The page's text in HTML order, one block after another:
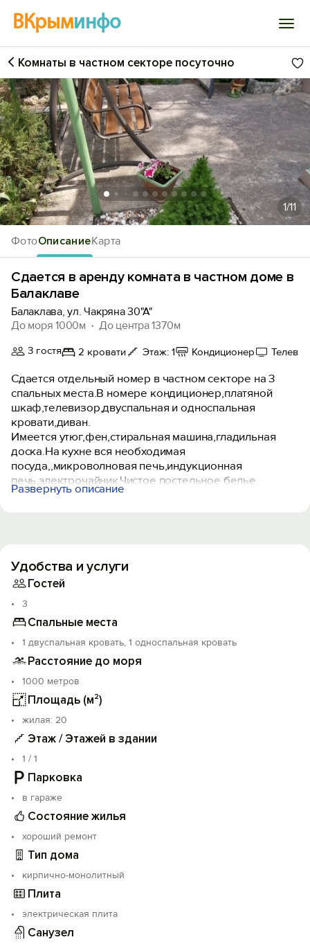
ВКрыминфо
Войти
Избранное
История просмотра
Добавить свой объект
ФотоОписаниеКарта
Комнаты в частном секторе посуточно
1/11
Сдается в аренду комната в частном доме в
Балаклаве
Балаклава, ул. Чакряна 30"А"
До моря 1000м
До центра 1370м
3 гостя 2 кровати Этаж: 1 Кондиционер
Сдается отдельный номер в частном секторе на 3
спальных места.В номере кондиционер,платяной
шкаф,телевизор,двуспальная и односпальная
кровати,диван.
Имеется утюг,фен,стиральная машина,гладильная
доска.На кухне вся необходимая
посуда,,микроволновая печь,индукционная
печь,электрочайник.Чистое постельное белье,
полотенце выдаются,. Санузел(душ,унитаз,раковина)
на весь город «Чебуречная».До набережной 5 мин на
авто или 20 мин ходьбы.Парковка.
Развернуть описание
Удобства и услуги
Гостей
3
Спальные места
1 двуспальная кровать, 1 односпальная кровать
Расстояние до моря
1000 метров
Площадь (м²)
жилая: 20
Этаж / Этажей в здании
1 / 1
Парковка
в гараже
Состояние жилья
хороший ремонт
Тип дома
кирпично-монолитный
Плита
электрическая плита
Санузел